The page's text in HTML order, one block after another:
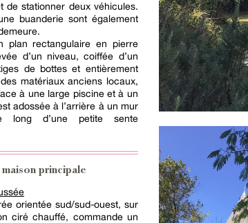
de stationner deux véhicules.
buanderie sont également
plan rectangulaire en pierre
d’un niveau, coiffée d’un
de bottes et entièrement
matériaux anciens locaux,
à une large piscine et à un
adossée à l’arrière à un mur
long d’une petite sente
maison principale
orientée sud/sud-ouest, sur
ciré chauffé, commande un